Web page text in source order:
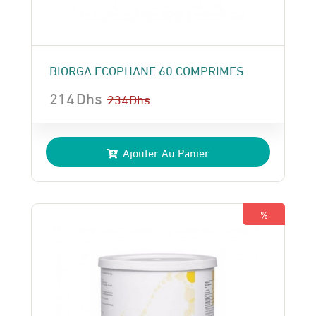
BIORGA ECOPHANE 60 COMPRIMES
234Dhs
prix
initial
était :
234 Dhs.
214Dhs
prix
actuel
est :
214 Dhs.
Ajouter Au Panier
%